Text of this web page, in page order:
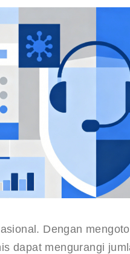
Dengan
dapat mengurangi